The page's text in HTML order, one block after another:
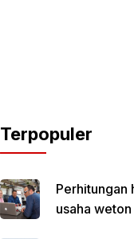
Terpopuler
Perhitungan
usaha